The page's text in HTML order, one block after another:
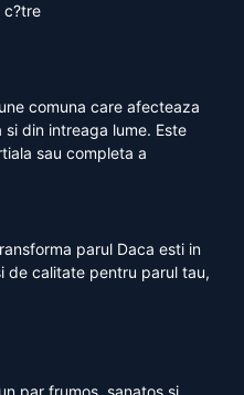
c?tre
comuna care afecteaza
si din intreaga lume. Este
sau completa a
parul Daca esti in
de calitate pentru parul tau,